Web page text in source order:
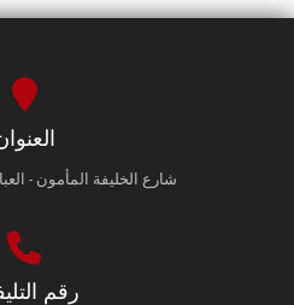
شارع الخليفة المأمون -
رقم